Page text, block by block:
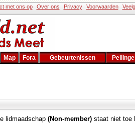
met ons op Over ons Privacy Voorwaarden
Map Fora Gebeurtenissen
lidmaadschap(Non-member) staat niet toe